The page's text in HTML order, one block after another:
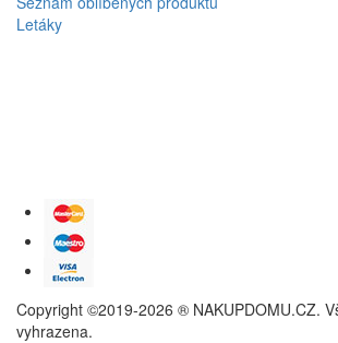
Letáky
Copyright ©2019-2026 ® NAKUPDOMU.CZ.
vyhrazena.